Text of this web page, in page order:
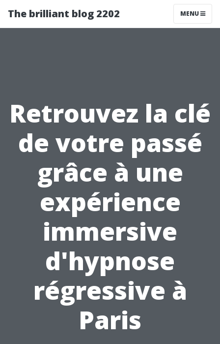
The brilliant blog 2202 MENU
Retrouvez la clé
de votre passé
grâce à une
expérience
immersive
d'hypnose
régressive à
Paris